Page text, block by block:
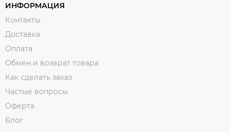
ИНФОРМАЦИЯ
Контакты
Доставка
Оплата
Обмен и возврат товара
Как сделать заказ
Частые вопросы
Оферта
Блог